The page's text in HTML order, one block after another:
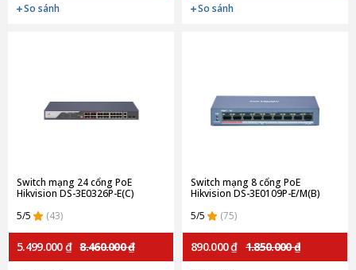
So sánh So sánh
Switch mạng 24 cổng PoE
Hikvision DS-3E0326P-E(C)
5/5
(43)
5.499.000 ₫ 8.460.000 ₫
Switch mạng 8 cổng PoE
Hikvision DS-3E0109P-E/M(B)
5/5
(75)
890.000 ₫ 1.850.000 ₫